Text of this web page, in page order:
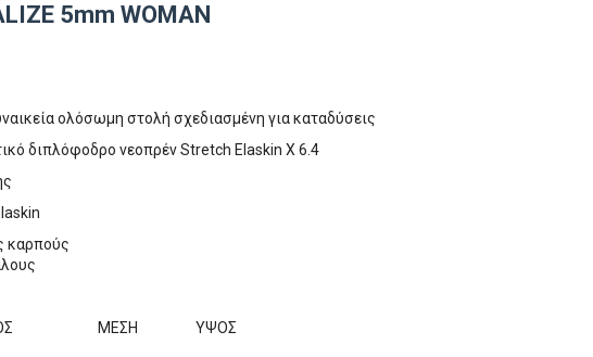
5mm WOMAN
ολόσωμη στολή σχεδιασμένη για καταδύσεις
διπλόφοδρο νεοπρέν Stretch Elaskin X 6.4
καρπούς
ΜΕΣΗ ΥΨΟΣ